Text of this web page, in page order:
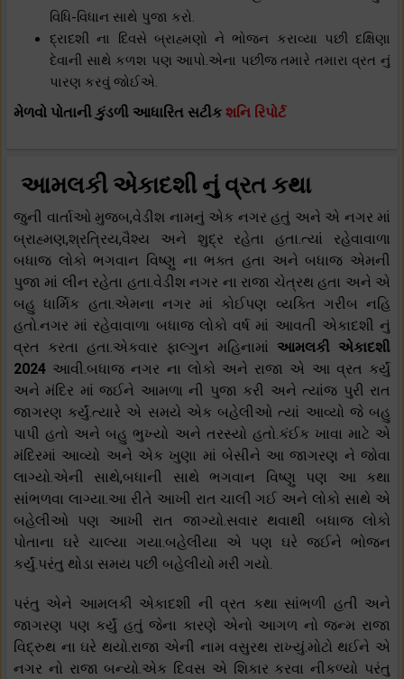
વિધિ-વિધાન સાથે પુજા કરો.
દ્રાદશી ના દિવસે બ્રાહ્મણો ને ભોજન કરાવ્યા પછી દક્ષિણા
દેવાની સાથે કળશ પણ આપો.એના પછીજ તમારે તમારા વ્રત નું
પારણ કરવું જોઈએ.
મેળવો પોતાની કુંડળી આધારિત સટીક શનિ રિપોર્ટ
આમલકી એકાદશી નું વ્રત કથા
જુની વાર્તાઓ મુજબ,વેડીશ નામનું એક નગર હતું અને એ નગર માં
બ્રાહ્મણ,શ્રત્રિય,વૈશ્ય અને શુદ્ર રહેતા હતા.ત્યાં રહેવાવાળા
બધાજ લોકો ભગવાન વિષ્ણુ ના ભક્ત હતા અને બધાજ એમની
પુજા માં લીન રહેતા હતા.વેડીશ નગર ના રાજા ચેત્રથ હતા અને એ
બહુ ધાર્મિક હતા.એમના નગર માં કોઈપણ વ્યક્તિ ગરીબ નહિ
હતો.નગર માં રહેવાવાળા બધાજ લોકો વર્ષ માં આવતી એકાદશી નું
વ્રત કરતા હતા.એકવાર ફાલ્ગુન મહિનામાં આમલકી એકાદશી
2024 આવી.બધાજ નગર ના લોકો અને રાજા એ આ વ્રત કર્યું
અને મંદિર માં જઈને આમળા ની પુજા કરી અને ત્યાંજ પુરી રાત
જાગરણ કર્યું.ત્યારે એ સમયે એક બહેલીઓ ત્યાં આવ્યો જે બહુ
પાપી હતો અને બહુ ભુખ્યો અને તરસ્યો હતો.કંઈક ખાવા માટે એ
મંદિરમાં આવ્યો અને એક ખુણા માં બેસીને આ જાગરણ ને જોવા
લાગ્યો.એની સાથે,બધાની સાથે ભગવાન વિષ્ણુ પણ આ કથા
સાંભળવા લાગ્યા.આ રીતે આખી રાત ચાલી ગઈ અને લોકો સાથે એ
બહેલીઓ પણ આખી રાત જાગ્યો.સવાર થવાથી બધાજ લોકો
પોતાના ઘરે ચાલ્યા ગયા.બહેલીયા એ પણ ઘરે જઈને ભોજન
કર્યું.પરંતુ થોડા સમય પછી બહેલીયો મરી ગયો.
પરંતુ એને આમલકી એકાદશી ની વ્રત કથા સાંભળી હતી અને
જાગરણ પણ કર્યું હતું જેના કારણે એનો આગળ નો જન્મ રાજા
વિદ્રુથ ના ઘરે થયો.રાજા એની નામ વસુરથ રાખ્યું.મોટો થઈને એ
નગર નો રાજા બન્યો.એક દિવસ એ શિકાર કરવા નીકળ્યો પરંતુ